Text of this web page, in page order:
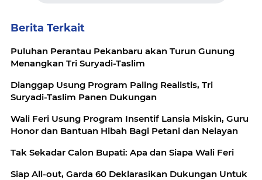
Berita Terkait
Puluhan Perantau Pekanbaru akan Turun Gunung
Menangkan Tri Suryadi-Taslim
Dianggap Usung Program Paling Realistis, Tri
Suryadi-Taslim Panen Dukungan
Wali Feri Usung Program Insentif Lansia Miskin, Guru
Honor dan Bantuan Hibah Bagi Petani dan Nelayan
Tak Sekadar Calon Bupati: Apa dan Siapa Wali Feri
Siap All-out, Garda 60 Deklarasikan Dukungan Untuk